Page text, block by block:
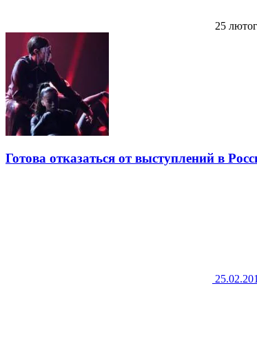
25
Готова отказаться от выступлений в